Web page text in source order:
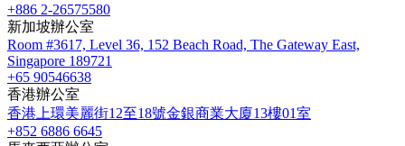
+886 2-26575580
新加坡辦公室
Room #3617, Level 36, 152 Beach Road, The Gateway East,
Singapore 189721
+65 90546638
香港辦公室
香港上環美麗街12至18號金銀商業大廈13樓01室
+852 6886 6645